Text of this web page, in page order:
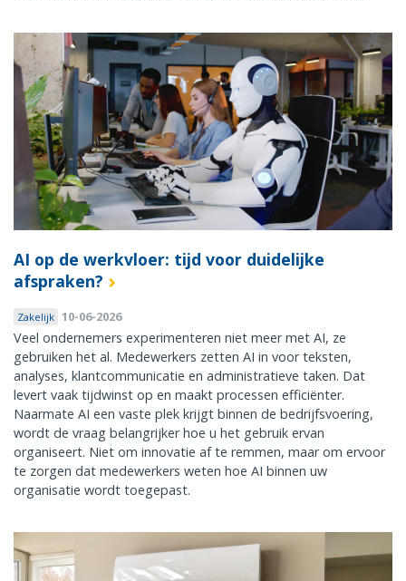
AI op de werkvloer: tijd voor duidelijke
afspraken?
Zakelijk 10-06-2026
Veel ondernemers experimenteren niet meer met AI, ze
gebruiken het al. Medewerkers zetten AI in voor teksten,
analyses, klantcommunicatie en administratieve taken. Dat
levert vaak tijdwinst op en maakt processen efficiënter.
Naarmate AI een vaste plek krijgt binnen de bedrijfsvoering,
wordt de vraag belangrijker hoe u het gebruik ervan
organiseert. Niet om innovatie af te remmen, maar om ervoor
te zorgen dat medewerkers weten hoe AI binnen uw
organisatie wordt toegepast.